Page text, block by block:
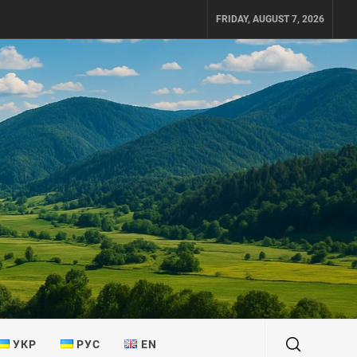
FRIDAY, AUGUST 7, 2026
УКР РУС EN